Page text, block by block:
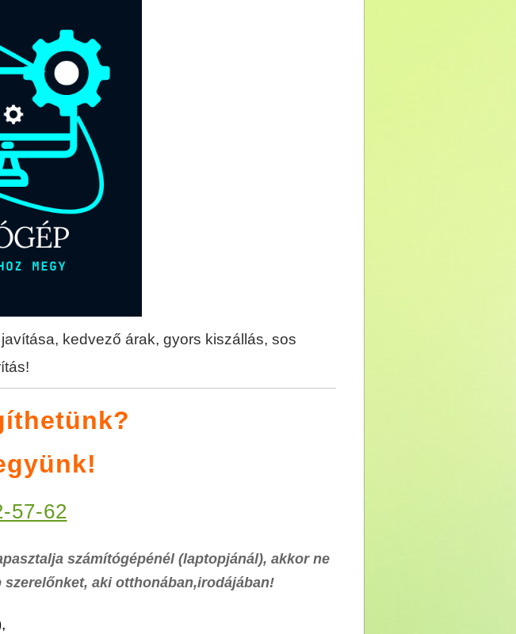
kedvező árak, gyors kiszállás, sos
57-62
számítógépénél (laptopjánál), akkor ne
aki otthonában,irodájában!